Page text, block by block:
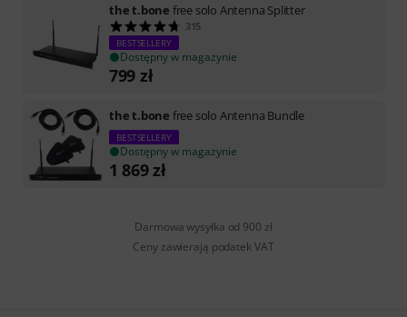
the t.bone free solo Antenna Splitter
315
BESTSELLERY
Dostępny w magazynie
799 zł
the t.bone free solo Antenna Bundle
BESTSELLERY
Dostępny w magazynie
1 869zł
Darmowa wysyłka od 900 zł
Ceny zawierają podatek VAT